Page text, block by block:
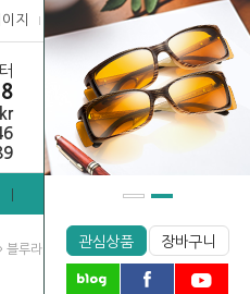
관심상품 장바구니
지 고객센터
0
블루라이트 차단안경